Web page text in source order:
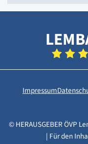
Impressum
© HERAUSGEBER ÖVP
| Für den